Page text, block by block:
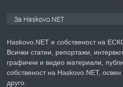
ПРЕДЛАГА
За Haskovo.NET
Haskovo.NET е собственост на
Всички статии, репортажи,
графични и видео материали,
собственост на Haskovo.NET,
друго.